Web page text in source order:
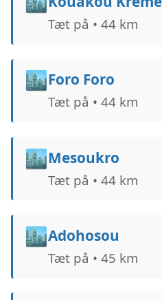
Tæt på • 44 km
🏙️Foro Foro
Tæt på • 44 km
🏙️Mesoukro
Tæt på • 44 km
🏙️Adohosou
Tæt på • 45 km